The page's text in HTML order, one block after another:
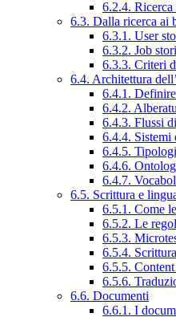
6.2.4.
6.3. Dalla ricerca ai
6.3.1. User
6.3.2. Job
6.3.3. Criteri
6.4. Architettura
6.4.1.
6.4.2.
6.4.3. Flussi
6.4.4. Sistemi
6.4.5.
6.4.6.
6.4.7.
6.5. Scrittura e
6.5.1. Come
6.5.2. Le
6.5.3.
6.5.4.
6.5.5.
6.5.6.
6.6. Documenti
6.6.1. I